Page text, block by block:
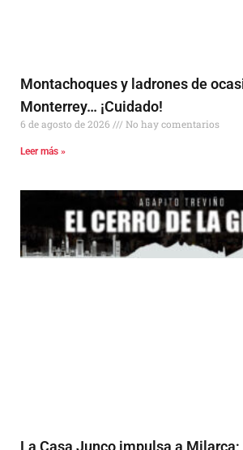
Montachoques y ladrones de
Monterrey… ¡Cuidado!
6 de agosto de 2026 No hay comentarios
Leer más »
La Casa Junco impulsa a